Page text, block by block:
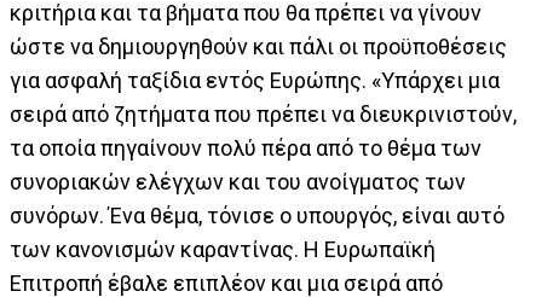
κριτήρια και τα βήματα που θα πρέπει να γίνουν
ώστε να δημιουργηθούν και πάλι οι προϋποθέσεις
για ασφαλή ταξίδια εντός Ευρώπης. «Υπάρχει μια
σειρά από ζητήματα που πρέπει να διευκρινιστούν,
τα οποία πηγαίνουν πολύ πέρα από το θέμα των
συνοριακών ελέγχων και του ανοίγματος των
συνόρων. Ένα θέμα, τόνισε ο υπουργός, είναι αυτό
των κανονισμών καραντίνας. Η Ευρωπαϊκή
Επιτροπή έβαλε επιπλέον και μια σειρά από